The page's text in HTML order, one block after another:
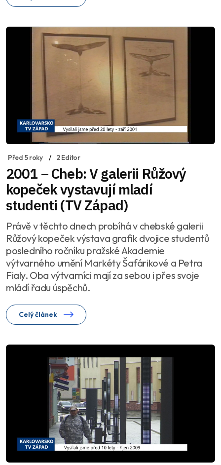
Před 5 roky 2 Editor
2001 – Cheb: V galerii Růžový
kopeček vystavují mladí
studenti (TV Západ)
Právě v těchto dnech probíhá v chebské galerii
Růžový kopeček výstava grafik dvojice studentů
posledního ročníku pražské Akademie
výtvarného umění Markéty Šafárikové a Petra
Fialy. Oba výtvarníci mají za sebou i přes svoje
mládí řadu úspěchů.
Celý článek